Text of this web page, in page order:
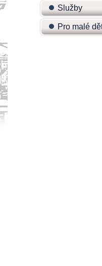
Služby
Pro malé